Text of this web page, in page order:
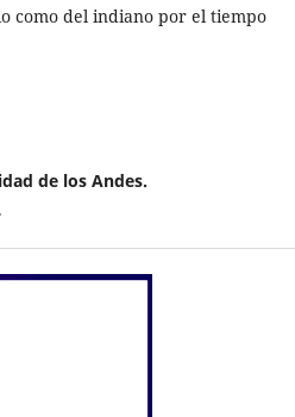
como del indiano por el tiempo
de los Andes.